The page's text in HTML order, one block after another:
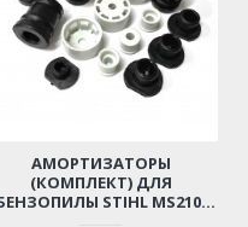
АМОРТИЗАТОРЫ
(КОМПЛЕКТ) ДЛЯ
STIHL MS210,